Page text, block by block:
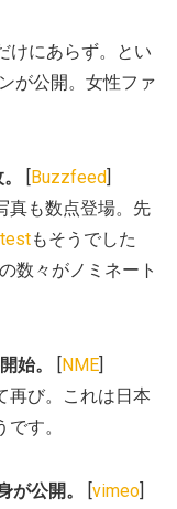
けにあらず。とい
が公開。女性ファ
[Buzzfeed]
真も数点登場。先
もそうでした
数々がノミネート
始。 [NME]
再び。これは日本
す。
公開。 [vimeo]